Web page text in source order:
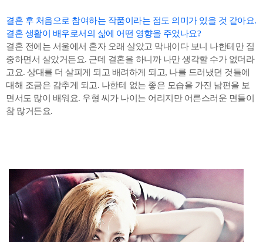
결혼 후 처음으로 참여하는 작품이라는 점도 의미가 있을 것 같아요.
결혼 생활이 배우로서의 삶에 어떤 영향을 주었나요?
결혼 전에는 서울에서 혼자 오래 살았고 막내이다 보니 나한테만 집
중하면서 살았거든요. 근데 결혼을 하니까 나만 생각할 수가 없더라
고요. 상대를 더 살피게 되고 배려하게 되고, 나를 드러냈던 것들에
대해 조금은 감추게 되고. 나한테 없는 좋은 모습을 가진 남편을 보
면서도 많이 배워요. 우형 씨가 나이는 어리지만 어른스러운 면들이
참 많거든요.